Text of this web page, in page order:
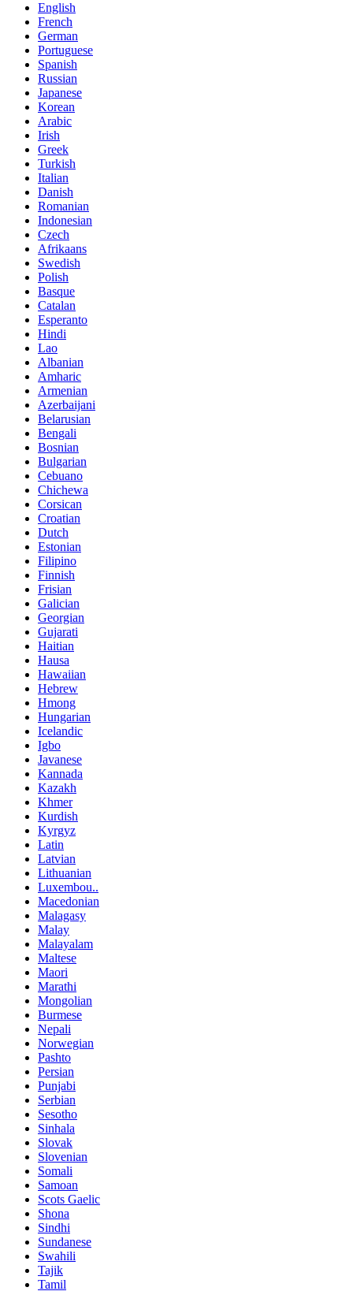
English
French
German
Portuguese
Spanish
Russian
Japanese
Korean
Arabic
Irish
Greek
Turkish
Italian
Danish
Romanian
Indonesian
Czech
Afrikaans
Swedish
Polish
Basque
Catalan
Esperanto
Hindi
Lao
Albanian
Amharic
Armenian
Azerbaijani
Belarusian
Bengali
Bosnian
Bulgarian
Cebuano
Chichewa
Corsican
Croatian
Dutch
Estonian
Filipino
Finnish
Frisian
Galician
Georgian
Gujarati
Haitian
Hausa
Hawaiian
Hebrew
Hmong
Hungarian
Icelandic
Igbo
Javanese
Kannada
Kazakh
Khmer
Kurdish
Kyrgyz
Latin
Latvian
Lithuanian
Luxembou..
Macedonian
Malagasy
Malay
Malayalam
Maltese
Maori
Marathi
Mongolian
Burmese
Nepali
Norwegian
Pashto
Persian
Punjabi
Serbian
Sesotho
Sinhala
Slovak
Slovenian
Somali
Samoan
Scots Gaelic
Shona
Sindhi
Sundanese
Swahili
Tajik
Tamil